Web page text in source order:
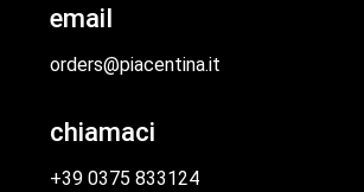
email
orders@piacentina.it
chiamaci
+39 0375 833124